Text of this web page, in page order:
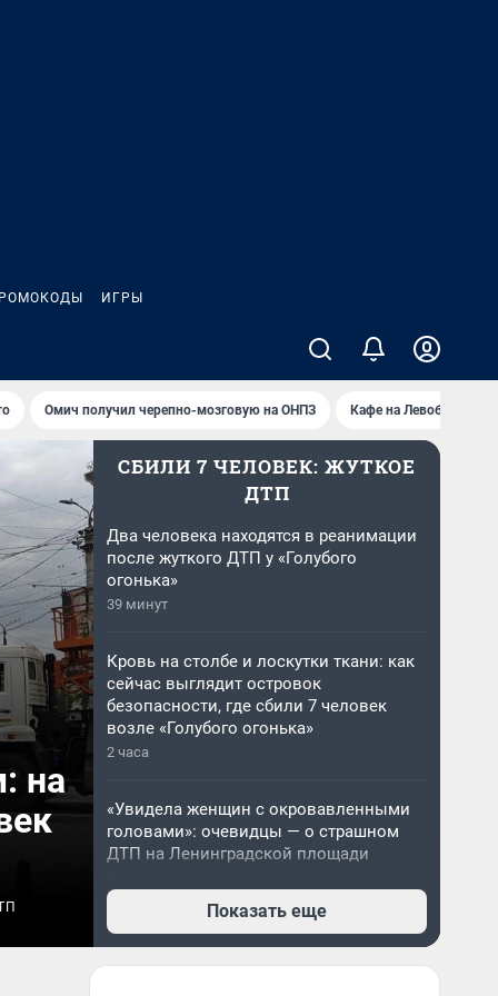
ИГРЫ
Омич получил черепно-мозговую на ОНПЗ Кафе на Левобережье
на
СБИЛИ 7 ЧЕЛОВЕК: ЖУТКОЕ
ДТП
Два человека находятся в реанимации
после жуткого ДТП у «Голубого
огонька»
39 минут
Кровь на столбе и лоскутки ткани: как
сейчас выглядит островок
безопасности, где сбили 7 человек
возле «Голубого огонька»
2 часа
«Увидела женщин с окровавленными
головами»: очевидцы — о страшном
ДТП на Ленинградской площади
Что грозит водителю, который сбил 7
Показать еще